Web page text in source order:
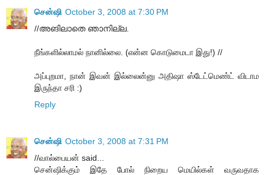
சென்ஷி October 3, 2008 at 7:30 PM
//അങിലാതെ ഞാനില്ല.
நீங்களில்லாமல் நானில்லை. (என்ன கொடுமைடா இது!) //
அப்புறமா, நான் இவன் இல்லைன்னு அதிஷா ஸ்டேட்மெண்ட் விடாம
இருந்தா சரி :)
Reply
சென்ஷி October 3, 2008 at 7:31 PM
//வால்பையன் said...
சென்ஷிக்கும் இதே போல் நிறைய மெயில்கள் வருவதாக